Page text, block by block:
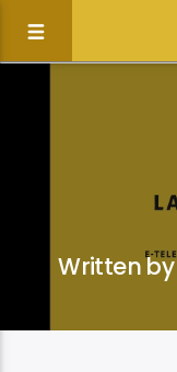
Written by